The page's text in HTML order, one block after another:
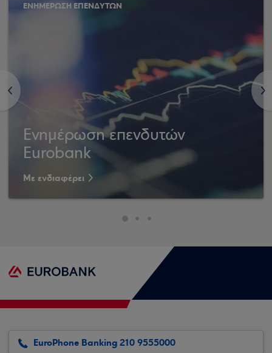
<
ΕΝΗΜΕΡΩΣΗ ΕΠΕΝΔΥΤΩΝ
Ενημέρωση επενδυτών
Eurobank
Με ενδιαφέρει
>
EuroPhone Banking 210 9555000